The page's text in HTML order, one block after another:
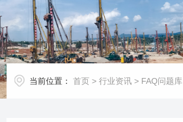
解决方案
项目案例
当前位置： 首页 >行业资讯 > FAQ问题库